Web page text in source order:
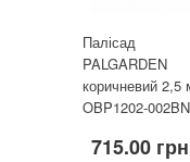
Палісад
PALGARDEN
коричневий 2,5
OBP1202-002BN
715.00 грн